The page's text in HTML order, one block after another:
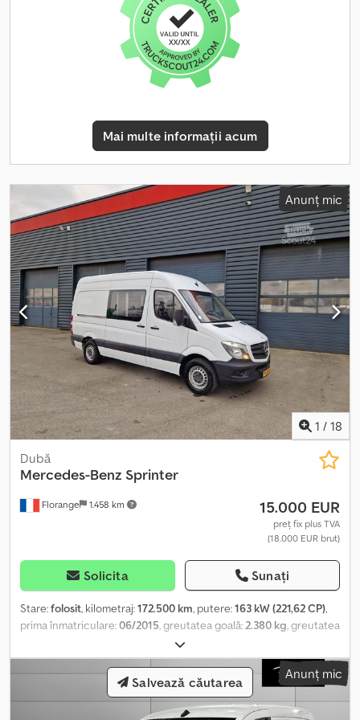
, An de fabricație:2021, Dotări:
Apple CarPlay, Bluetooth, aer condiționat, airbag, computer de
bord, oglindă electrică, proiectoare de ceață, uşă glisantă,
închidere centralizată, Vehicul în stare excelentă, disponibil
pentru test drive. Complet electric. Baterie de 75 kWh (27
module). Autonomie de 330 km (ciclu de omologare WLTP).
Geamuri electrice. Aer condiționat. Închidere centralizată cu
telecomandă. Radio bluetooth cu mp3 și comenzi pe volan. Faruri
de ceață. Senzori de parcare spate. Airbag șofer. 3 locuri în
Mai multe informații acum
Anunț mic
1 / 18
Florange 1.458 km
Dubă
Mercedes-Benz Sprinter
15.000 EUR
preț fix plus TVA
(18.000 EUR brut)
Solicita Sunați
Stare:folosit, kilometraj:172.500 km, putere:163 kW (221,62 CP),
prima înmatriculare:06/2015, greutatea goală:2.380 kg, greutatea
, combustibil:
angrenaj:mecanic, număr de locuri:6, capacitate de încărcare:
1.120 kg, Dotări:computer de bord, închidere centralizată, •
Cabină dublă, 6 locuri • Placare din lemn • Radio auto Djdpfxjx E Sf
Aj Aidsck • Închidere centralizată • Geamuri electrice • Roată de
Anunț mic
Salvează căutarea